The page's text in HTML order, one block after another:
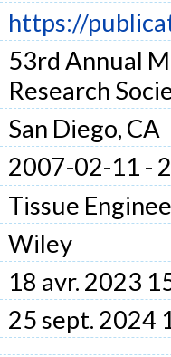
https://
53rd Annual
Research
San Diego, CA
2007-02-11 -
Tissue
Wiley
18 avr. 2023
25 sept. 2024